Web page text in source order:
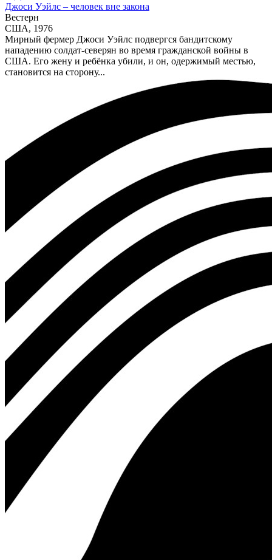
Джоси Уэйлс – человек вне закона
Вестерн
США, 1976
Мирный фермер Джоси Уэйлс подвергся бандитскому
нападению солдат-северян во время гражданской войны в
США. Его жену и ребёнка убили, и он, одержимый местью,
становится на сторону...